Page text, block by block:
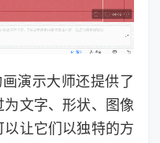
演示大师还提供了
文字、形状、图像
让它们以独特的方